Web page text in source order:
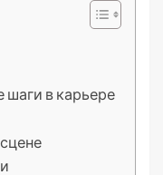
шаги в карьере